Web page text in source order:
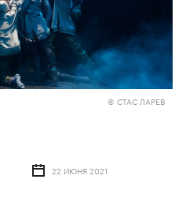
© СТАС ЛАРЕВ
22 ИЮНЯ 2021